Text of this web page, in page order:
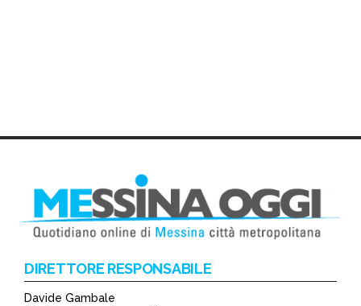
DIRETTORE RESPONSABILE
Davide Gambale